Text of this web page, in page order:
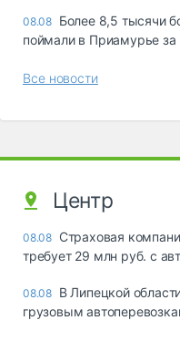
08.08 Более 8,5 тысячи
поймали в Приамурье за
Все новости
Центр
08.08 Страховая
требует 29 млн руб. с
08.08 В Липецкой
грузовым